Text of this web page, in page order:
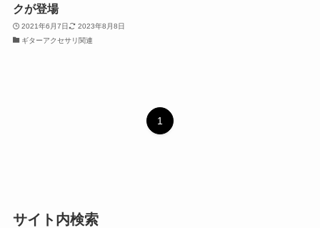
クが登場
2021年6月7日
2023年8月8日
ギターアクセサリ関連
1
サイト内検索